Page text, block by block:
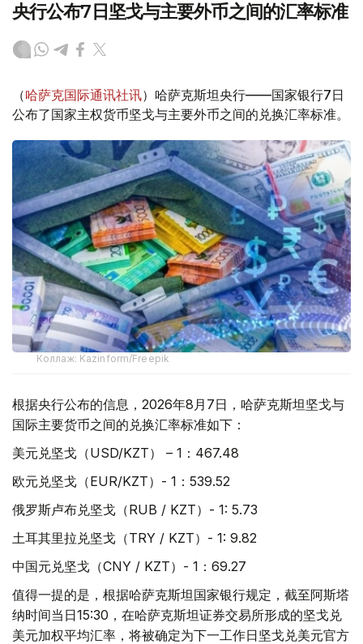
央行公布7日坚戈与主要外币之间的汇率标准
（哈萨克国际通讯社讯）哈萨克斯坦央行——国家银行7日
公布了国家主权货币坚戈与主要外币之间的兑换汇率标准。
Коллаж: Kazinform/Freepik
根据央行公布的信息，2026年8月7日，哈萨克斯坦坚戈与
国际主要货币之间的兑换汇率标准如下：
美元兑坚戈（USD/KZT） – 1：467.48
欧元兑坚戈（EUR/KZT）- 1：539.52
俄罗斯卢布兑坚戈（RUB / KZT）- 1: 5.73
土耳其里拉兑坚戈（TRY / KZT）- 1: 9.82
中国元兑坚戈（CNY / KZT）- 1：69.27
值得一提的是，根据哈萨克斯坦国家银行规定，截至阿斯塔
纳时间当日15:30，在哈萨克斯坦证券交易所形成的坚戈兑
美元加权平均汇率，将被确定为下一工作日坚戈兑美元官方